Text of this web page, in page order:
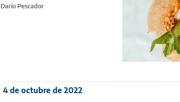
Darío Pescador
4 de octubre de 2022